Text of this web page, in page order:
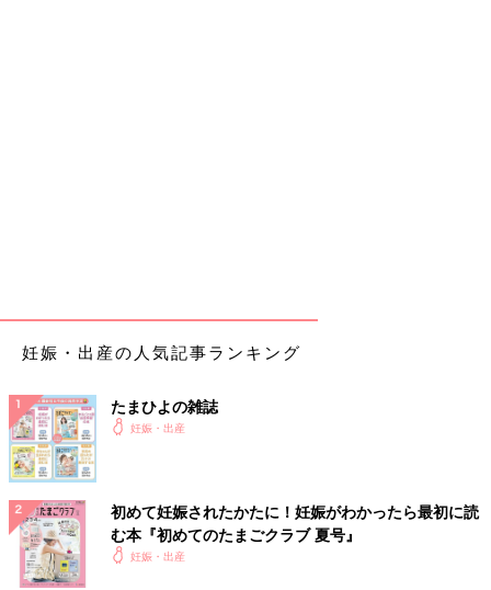
妊娠・出産の人気記事ランキング
たまひよの雑誌
妊娠・出産
初めて妊娠されたかたに！妊娠がわかったら最初に読
む本『初めてのたまごクラブ 夏号』
妊娠・出産